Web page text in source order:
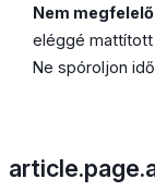
Nem
eléggé mattított
Ne spóroljon